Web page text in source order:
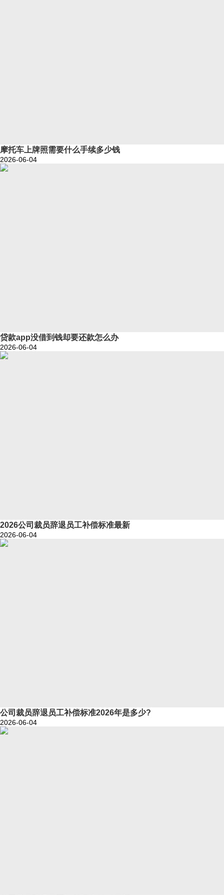
摩托车上牌照需要什么手续多少钱
2026-06-04
贷款app没借到钱却要还款怎么办
2026-06-04
2026公司裁员辞退员工补偿标准最新
2026-06-04
公司裁员辞退员工补偿标准2026年是多少?
2026-06-04